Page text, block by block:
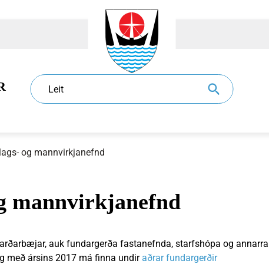
Leit
Eldri borgarar
Sundlaugar
Sorphirða og -förgun
Ráð og nefndir
og mannvirkjanefnd
mannvirkjanefnd
auk fundargerða fastanefnda, starfshópa og
með ársins 2017 má finna undir aðrar fundargerðir